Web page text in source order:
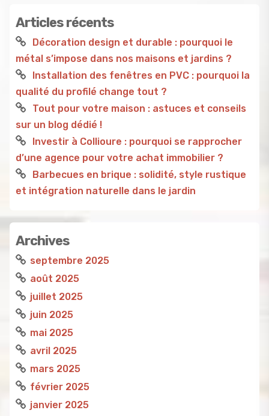
Articles récents
Décoration design et durable : pourquoi le
métal s’impose dans nos maisons et jardins ?
Installation des fenêtres en PVC : pourquoi la
qualité du profilé change tout ?
Tout pour votre maison : astuces et conseils
sur un blog dédié !
Investir à Collioure : pourquoi se rapprocher
d’une agence pour votre achat immobilier ?
Barbecues en brique : solidité, style rustique
et intégration naturelle dans le jardin
Archives
septembre 2025
août 2025
juillet 2025
juin 2025
mai 2025
avril 2025
mars 2025
février 2025
janvier 2025